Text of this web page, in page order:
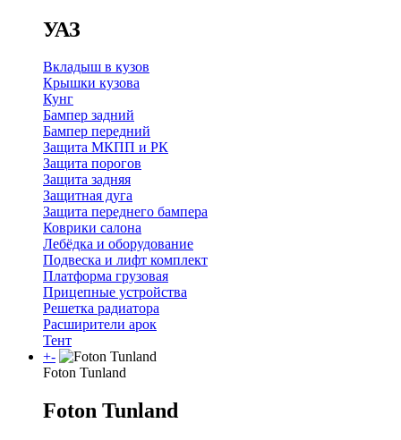
УАЗ
Вкладыш в кузов
Крышки кузова
Кунг
Бампер задний
Бампер передний
Защита МКПП и РК
Защита порогов
Защита задняя
Защитная дуга
Защита переднего бампера
Коврики салона
Лебёдка и оборудование
Подвеска и лифт комплект
Платформа грузовая
Прицепные устройства
Решетка радиатора
Расширители арок
Тент
+-
Foton Tunland
Foton Tunland